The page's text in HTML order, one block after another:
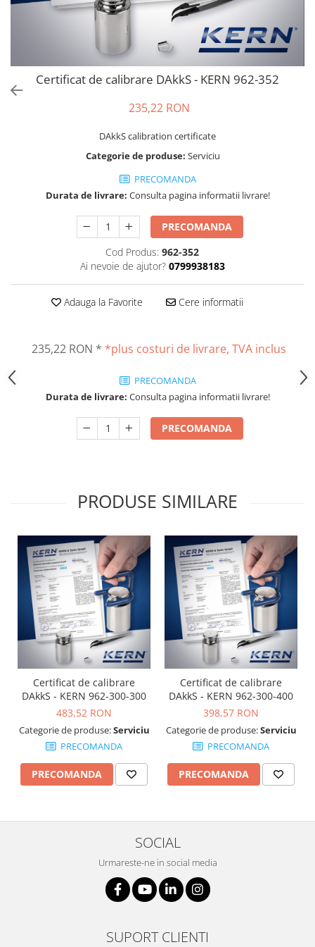
Cantare de banc
Cantare de numarare
Cantare drive-through
Cantare pentru paleti
Punti de cantarire
Cantare medicale
Cantare bebelusi
scaune cu rotile
Cantare cu scaun
Cantare de baie
Dinamometre de mana
Sisteme de cantarire Industry 4.0
Greutati de testare
Accesorii greutati
Cutii din aluminiu
Set verificare minimal
Cutii pentru clean room
Cutii din POM
Seturi de greutati
OIML E1
OIML E2
OIML M1
OIML M3
Greutati individuale
OIML E1
OIML E2
OIML F2
Greutati newtoniene
Bare suport (Newtoniene)
Certificat de calibrare DAkkS - KERN 962-352
235,22 RON
DAkkS calibration certificate
Categorie de produse: Serviciu
PRECOMANDA
Durata de livrare: Consulta pagina informatii livrare!
PRECOMANDA
Cod Produs: 962-352
Ai nevoie de ajutor? 0799938183
Adauga la Favorite Cere informatii
235,22 RON * *plus costuri de livrare, TVA inclus
PRECOMANDA
Durata de livrare: Consulta pagina informatii livrare!
PRECOMANDA
PRODUSE SIMILARE
Certificat de calibrare
DAkkS - KERN 962-300-300
483,52 RON
Categorie de produse:Serviciu
PRECOMANDA
PRECOMANDA
Certificat de calibrare
DAkkS - KERN 962-300-400
398,57 RON
Categorie de produse:Serviciu
PRECOMANDA
PRECOMANDA
SOCIAL
Urmareste-ne in social media
SUPORT CLIENTI